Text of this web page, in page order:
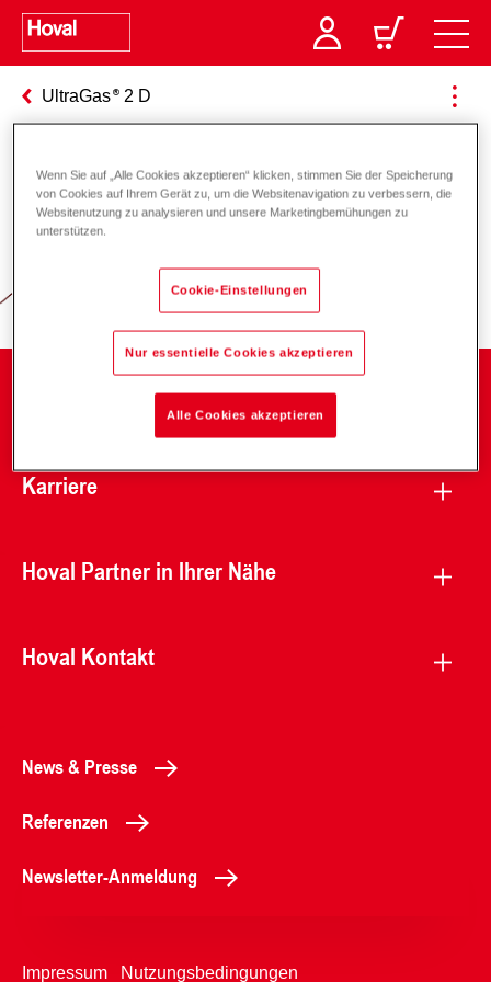
UltraGas 2 D
Verantwortung für Energie und
Karriere
Hoval Partner in Ihrer Nähe
Hoval Kontakt
News & Presse
Referenzen
Newsletter-Anmeldung
Impressum Nutzungsbedingungen
Wenn Sie auf „Alle Cookies akzeptieren“ klicken, stimmen Sie der Speicherung
von Cookies auf Ihrem Gerät zu, um die Websitenavigation zu verbessern, die
Websitenutzung zu analysieren und unsere Marketingbemühungen zu
unterstützen.
Cookie-Einstellungen
Nur essentielle Cookies akzeptieren
Alle Cookies akzeptieren